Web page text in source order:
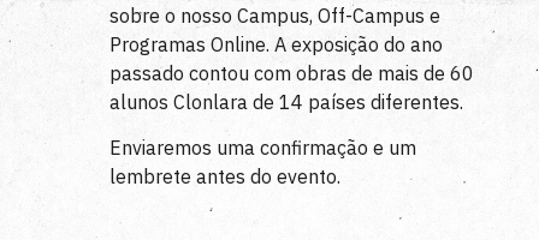
sobre o nosso Campus, Off-Campus e
Programas Online. A exposição do ano
passado contou com obras de mais de 60
alunos Clonlara de 14 países diferentes.
Enviaremos uma confirmação e um
lembrete antes do evento.